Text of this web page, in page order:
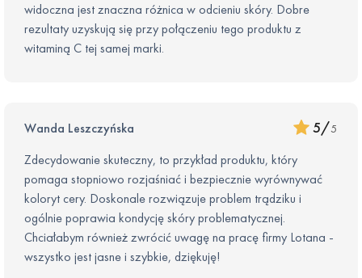
widoczna jest znaczna różnica w odcieniu skóry. Dobre
rezultaty uzyskują się przy połączeniu tego produktu z
witaminą C tej samej marki.
Wanda Leszczyńska 5/5
Zdecydowanie skuteczny, to przykład produktu, który
pomaga stopniowo rozjaśniać i bezpiecznie wyrównywać
koloryt cery. Doskonale rozwiązuje problem trądziku i
ogólnie poprawia kondycję skóry problematycznej.
Chciałabym również zwrócić uwagę na pracę firmy Lotana -
wszystko jest jasne i szybkie, dziękuję!